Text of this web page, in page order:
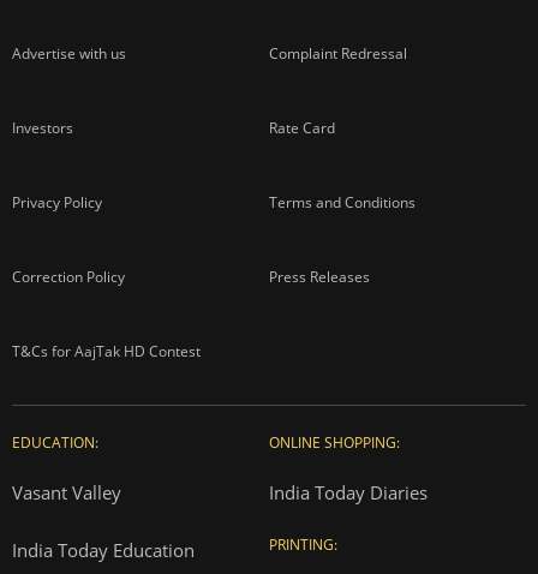
Advertise with us Complaint Redressal
Investors Rate Card
Privacy Policy Terms and Conditions
Correction Policy Press Releases
T&Cs for AajTak HD Contest
EDUCATION:
Vasant Valley
India Today Education
ONLINE SHOPPING:
India Today Diaries
PRINTING: